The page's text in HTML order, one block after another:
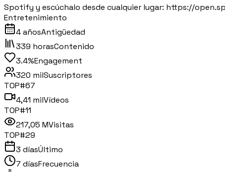
Spotify y escúchalo desde cualquier lugar: https://
Entretenimiento
4 añosAntigüedad
339 horasContenido
3.4%Engagement
320 milSuscriptores
TOP#67
4,41 milVídeos
TOP#11
217,05 MVisitas
TOP#29
3 díasÚltimo
7 díasFrecuencia